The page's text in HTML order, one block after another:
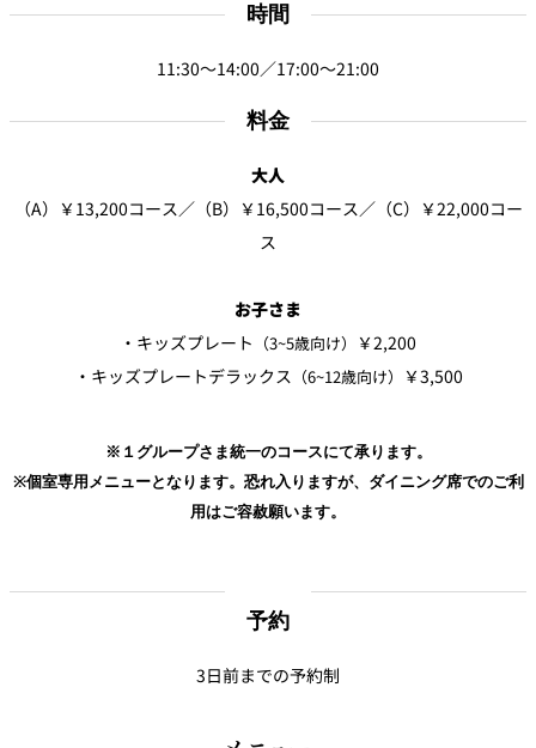
ガーデンレストラン
ルームサービス
Tokio
レストランギ
フト券
レストラン夏
の涼宴プラン 七五三プラン
ーティープラ 室お祝いプラ ～ポメリー ブ ホテルのテイ
チャペルでプ
時間
11:30～14:00／17:00～21:00
料金
大人
（A）￥13,200コース／（B）￥16,500コース／（C）￥22,000コー
ス
お子さま
・キッズプレート （3~5歳向け）
￥2,200
・キッズプレートデラックス （6~12歳向け） ￥3,500
※１グループさま統一のコースにて承ります。
※個室専用メニューとなります。恐れ入りますが、ダイニング席でのご利
用はご容赦願います。
予約
3日前までの予約制